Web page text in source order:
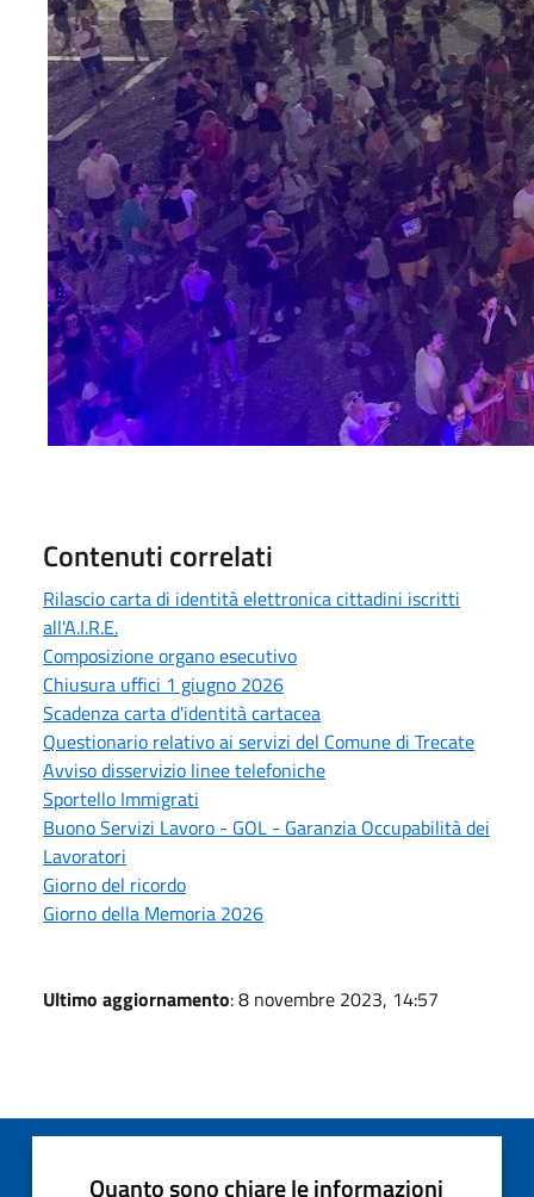
Contenuti correlati
Rilascio carta di identità elettronica cittadini iscritti
all'A.I.R.E.
Composizione organo esecutivo
Chiusura uffici 1 giugno 2026
Scadenza carta d'identità cartacea
Questionario relativo ai servizi del Comune di Trecate
Avviso disservizio linee telefoniche
Sportello Immigrati
Buono Servizi Lavoro - GOL - Garanzia Occupabilità dei
Lavoratori
Giorno del ricordo
Giorno della Memoria 2026
Ultimo aggiornamento: 8 novembre 2023, 14:57
Quanto sono chiare le informazioni